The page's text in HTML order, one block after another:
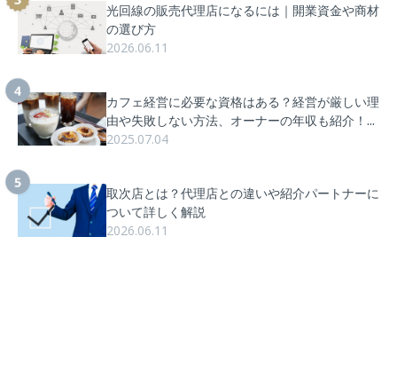
光回線の販売代理店になるには｜開業資金や商材
の選び方
2026.06.11
カフェ経営に必要な資格はある？経営が厳しい理
由や失敗しない方法、オーナーの年収も紹介！...
2025.07.04
取次店とは？代理店との違いや紹介パートナーに
ついて詳しく解説
2026.06.11